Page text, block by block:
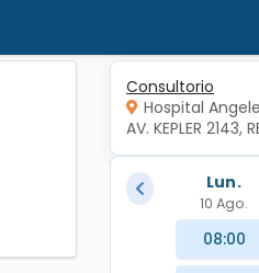
Consultorio
Hospital
AV. KEPLER 2143,
Lun.
10 Ago.
08:00